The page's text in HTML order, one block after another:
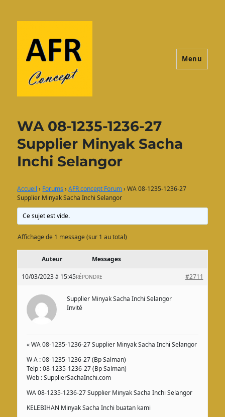
Menu
WA 08-1235-1236-27
Supplier Minyak Sacha
Inchi Selangor
Accueil › Forums › AFR concept Forum › WA 08-1235-1236-27
Supplier Minyak Sacha Inchi Selangor
Ce sujet est vide.
Affichage de 1 message (sur 1 au total)
Auteur Messages
10/03/2023 à 15:45 #2711
RÉPONDRE
Supplier Minyak Sacha Inchi Selangor
Invité
« WA 08-1235-1236-27 Supplier Minyak Sacha Inchi Selangor
W A : 08-1235-1236-27 (Bp Salman)
Telp : 08-1235-1236-27 (Bp Salman)
Web : SupplierSachaInchi.com
WA 08-1235-1236-27 Supplier Minyak Sacha Inchi Selangor
KELEBIHAN Minyak Sacha Inchi buatan kami